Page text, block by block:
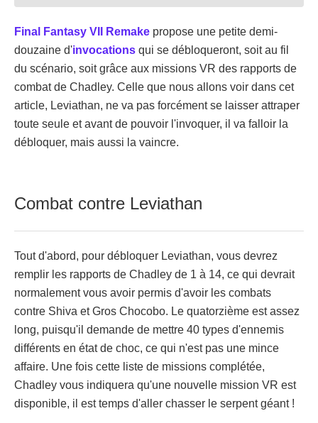
Final Fantasy VII Remake propose une petite demi-
douzaine d'invocations qui se débloqueront, soit au fil
du scénario, soit grâce aux missions VR des rapports de
combat de Chadley. Celle que nous allons voir dans cet
article, Leviathan, ne va pas forcément se laisser attraper
toute seule et avant de pouvoir l'invoquer, il va falloir la
débloquer, mais aussi la vaincre.
Combat contre Leviathan
Tout d'abord, pour débloquer Leviathan, vous devrez
remplir les rapports de Chadley de 1 à 14, ce qui devrait
normalement vous avoir permis d'avoir les combats
contre Shiva et Gros Chocobo. Le quatorzième est assez
long, puisqu'il demande de mettre 40 types d'ennemis
différents en état de choc, ce qui n'est pas une mince
affaire. Une fois cette liste de missions complétée,
Chadley vous indiquera qu'une nouvelle mission VR est
disponible, il est temps d'aller chasser le serpent géant !